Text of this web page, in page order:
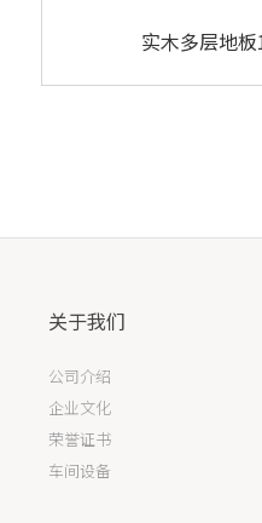
实木多层地板
关于我们
公司介绍
企业文化
荣誉证书
车间设备